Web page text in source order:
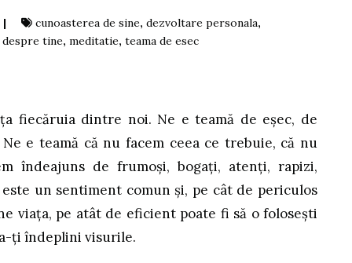
| cunoasterea de sine, dezvoltare personala,
tine, meditatie, teama de esec
fiecăruia dintre noi. Ne e teamă de eșec, de
e teamă că nu facem ceea ce trebuie, că nu
îndeajuns de frumoși, bogați, atenți, rapizi,
un sentiment comun și, pe cât de periculos
viața, pe atât de eficient poate fi să o folosești
ți îndeplini visurile.